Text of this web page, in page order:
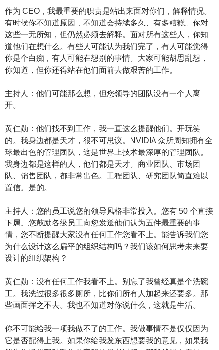
作为 CEO，我最重要的职责是站出来面对你们，解释情况。
有时候你不知道原因，不知道会持续多久、有多糟糕。你对
这些一无所知，但仍然必须去解释。面对所有这些人，你知
道他们在想什么。有些人可能认为我们完了，有人可能觉得
你是个白痴，有人可能在想别的事情。大家可能胡思乱想，
你知道，但你还得站在他们面前去做艰苦的工作。
主持人：他们可能那么想，但您领导的团队没有一个人离
开。
黄仁勋：他们找不到工作，我一直这么提醒他们。开玩笑
的。我身边都是天才，很不可思议。NVIDIA 众所周知拥有全
球最出色的管理团队，这是世界上技术最深厚的管理团队。
我身边都是这样的人，他们都是天才。商业团队、市场团
队、销售团队，都非常出色。工程团队、研究团队简直难以
置信。是的。
主持人：您的员工说您的领导风格非常投入。您有 50 个直接
下属。您鼓励各级员工向您发送他们认为五件最重要的事
情，您不断提醒大家没有任何工作您看不上。能告诉我们您
为什么设计这么扁平的组织结构吗？我们该如何思考未来要
设计的组织架构？
黄仁勋：没有任何工作我看不上。别忘了我曾经真是个洗碗
工。我洗过很多很多厕所，比你们所有人加起来还要多。那
些画面挥之不去。我也不知道对你说什么，这就是生活。
你不可能给我一项我做不了的工作。我做事情不是仅仅因为
它是否配得上我。如果你给我发东西想要我的意见，如果我